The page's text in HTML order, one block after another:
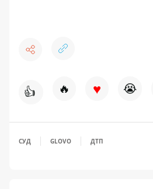
👍 🔥 ♥ 😭
СУД GLOVO ДТП